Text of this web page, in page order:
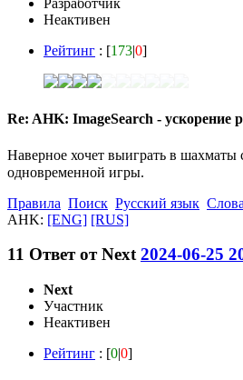
Разработчик
Неактивен
Рейтинг : [173|0]
Re: AHK: ImageSearch - ускорение
Наверное хочет выиграть в шахматы
одновременной игры.
Правила Поиск Русский язык
AHK: [ENG] [RUS]
11 Ответ отNext 2024-06-25
Next
Участник
Неактивен
Рейтинг : [0|0]